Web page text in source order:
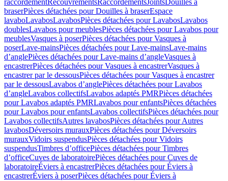
raccordementRecouvrementsRaccordementsJointsDouilles à
braserPièces détachées pour Douilles à braserEspace
lavaboLavabosLavabosPièces détachées pour LavabosLavabos
doublesLavabos pour meublesPièces détachées pour Lavabos pour
meublesVasques à poserPièces détachées pour Vasques à
poserLave-mainsPièces détachées pour Lave-mainsLave-mains
d’anglePièces détachées pour Lave-mains d’angleVasques à
encastrerPièces détachées pour Vasques à encastrerVasques à
encastrer par le dessousPièces détachées pour Vasques à encastrer
par le dessousLavabos d’anglePièces détachées pour Lavabos
d’angleLavabos collectifsLavabos adaptés PMRPièces détachées
pour Lavabos adaptés PMRLavabos pour enfantsPièces détachées
pour Lavabos pour enfantsLavabos collectifsPièces détachées pour
Lavabos collectifsAutres lavabosPièces détachées pour Autres
lavabosDéversoirs murauxPièces détachées pour Déversoirs
murauxVidoirs suspendusPièces détachées pour Vidoirs
suspendusTimbres dʼofficePièces détachées pour Timbres
dʼofficeCuves de laboratoirePièces détachées pour Cuves de
laboratoireÉviers à encastrerPièces détachées pour Éviers à
encastrerÉviers à poserPièces détachées pour Éviers à